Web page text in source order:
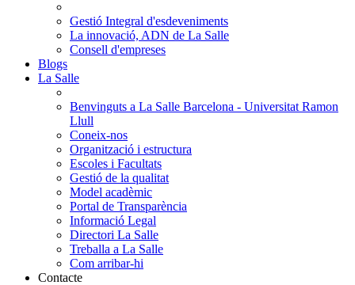
Gestió Integral d'esdeveniments
La innovació, ADN de La Salle
Consell d'empreses
Blogs
La Salle
Benvinguts a La Salle Barcelona - Universitat Ramon
Llull
Coneix-nos
Organització i estructura
Escoles i Facultats
Gestió de la qualitat
Model acadèmic
Portal de Transparència
Informació Legal
Directori La Salle
Treballa a La Salle
Com arribar-hi
Contacte